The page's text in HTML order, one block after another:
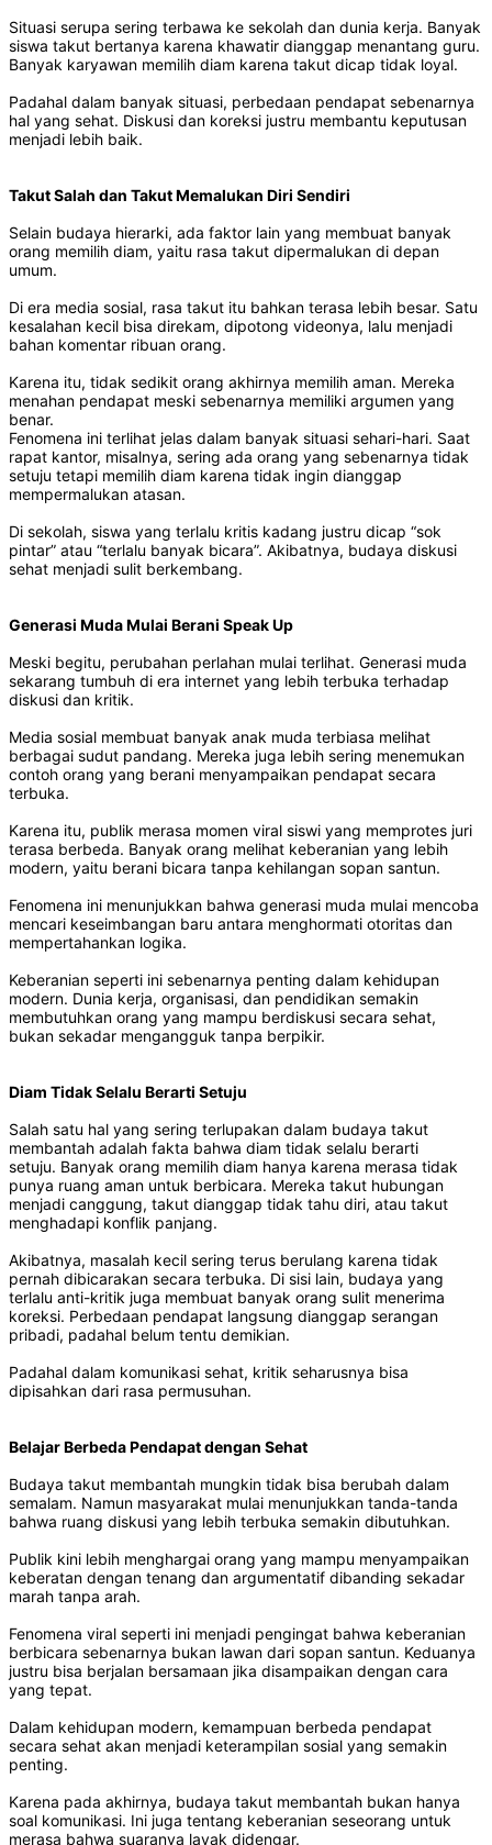
Situasi serupa sering terbawa ke sekolah dan dunia kerja. Banyak
siswa takut bertanya karena khawatir dianggap menantang guru.
Banyak karyawan memilih diam karena takut dicap tidak loyal.
Padahal dalam banyak situasi, perbedaan pendapat sebenarnya
hal yang sehat. Diskusi dan koreksi justru membantu keputusan
menjadi lebih baik.
Takut Salah dan Takut Memalukan Diri Sendiri
Selain budaya hierarki, ada faktor lain yang membuat banyak
orang memilih diam, yaitu rasa takut dipermalukan di depan
umum.
Di era media sosial, rasa takut itu bahkan terasa lebih besar. Satu
kesalahan kecil bisa direkam, dipotong videonya, lalu menjadi
bahan komentar ribuan orang.
Karena itu, tidak sedikit orang akhirnya memilih aman. Mereka
menahan pendapat meski sebenarnya memiliki argumen yang
benar.
Fenomena ini terlihat jelas dalam banyak situasi sehari-hari. Saat
rapat kantor, misalnya, sering ada orang yang sebenarnya tidak
setuju tetapi memilih diam karena tidak ingin dianggap
mempermalukan atasan.
Di sekolah, siswa yang terlalu kritis kadang justru dicap “sok
pintar” atau “terlalu banyak bicara”. Akibatnya, budaya diskusi
sehat menjadi sulit berkembang.
Generasi Muda Mulai Berani Speak Up
Meski begitu, perubahan perlahan mulai terlihat. Generasi muda
sekarang tumbuh di era internet yang lebih terbuka terhadap
diskusi dan kritik.
Media sosial membuat banyak anak muda terbiasa melihat
berbagai sudut pandang. Mereka juga lebih sering menemukan
contoh orang yang berani menyampaikan pendapat secara
terbuka.
Karena itu, publik merasa momen viral siswi yang memprotes juri
terasa berbeda. Banyak orang melihat keberanian yang lebih
modern, yaitu berani bicara tanpa kehilangan sopan santun.
Fenomena ini menunjukkan bahwa generasi muda mulai mencoba
mencari keseimbangan baru antara menghormati otoritas dan
mempertahankan logika.
Keberanian seperti ini sebenarnya penting dalam kehidupan
modern. Dunia kerja, organisasi, dan pendidikan semakin
membutuhkan orang yang mampu berdiskusi secara sehat,
bukan sekadar mengangguk tanpa berpikir.
Diam Tidak Selalu Berarti Setuju
Salah satu hal yang sering terlupakan dalam budaya takut
membantah adalah fakta bahwa diam tidak selalu berarti
setuju. Banyak orang memilih diam hanya karena merasa tidak
punya ruang aman untuk berbicara. Mereka takut hubungan
menjadi canggung, takut dianggap tidak tahu diri, atau takut
menghadapi konflik panjang.
Akibatnya, masalah kecil sering terus berulang karena tidak
pernah dibicarakan secara terbuka. Di sisi lain, budaya yang
terlalu anti-kritik juga membuat banyak orang sulit menerima
koreksi. Perbedaan pendapat langsung dianggap serangan
pribadi, padahal belum tentu demikian.
Padahal dalam komunikasi sehat, kritik seharusnya bisa
dipisahkan dari rasa permusuhan.
Belajar Berbeda Pendapat dengan Sehat
Budaya takut membantah mungkin tidak bisa berubah dalam
semalam. Namun masyarakat mulai menunjukkan tanda-tanda
bahwa ruang diskusi yang lebih terbuka semakin dibutuhkan.
Publik kini lebih menghargai orang yang mampu menyampaikan
keberatan dengan tenang dan argumentatif dibanding sekadar
marah tanpa arah.
Fenomena viral seperti ini menjadi pengingat bahwa keberanian
berbicara sebenarnya bukan lawan dari sopan santun. Keduanya
justru bisa berjalan bersamaan jika disampaikan dengan cara
yang tepat.
Dalam kehidupan modern, kemampuan berbeda pendapat
secara sehat akan menjadi keterampilan sosial yang semakin
penting.
Karena pada akhirnya, budaya takut membantah bukan hanya
soal komunikasi. Ini juga tentang keberanian seseorang untuk
merasa bahwa suaranya layak didengar.